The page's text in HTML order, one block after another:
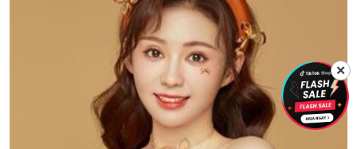
✕